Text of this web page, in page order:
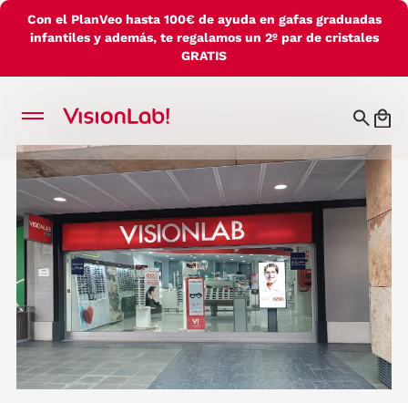
Con el PlanVeo hasta 100€ de ayuda en gafas graduadas
infantiles y además, te regalamos un 2º par de cristales
GRATIS